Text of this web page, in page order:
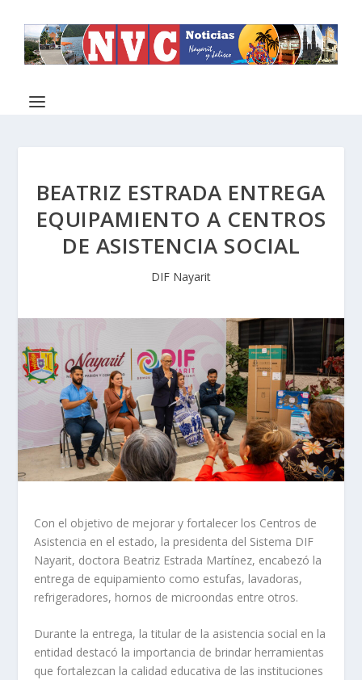
BEATRIZ ESTRADA ENTREGA
EQUIPAMIENTO A CENTROS
DE ASISTENCIA SOCIAL
DIF Nayarit
Con el objetivo de mejorar y fortalecer los Centros de
Asistencia en el estado, la presidenta del Sistema DIF
Nayarit, doctora Beatriz Estrada Martínez, encabezó la
entrega de equipamiento como estufas, lavadoras,
refrigeradores, hornos de microondas entre otros.
Durante la entrega, la titular de la asistencia social en la
entidad destacó la importancia de brindar herramientas
que fortalezcan la calidad educativa de las instituciones